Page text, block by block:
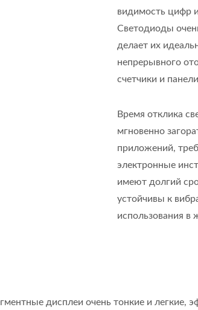
видимость цифр
Светодиоды
делает их
непрерывного
счетчики и
Время отклика
мгновенно
приложений,
электронные
имеют долгий
устойчивы к
использования
дисплеи очень тонкие и легкие,